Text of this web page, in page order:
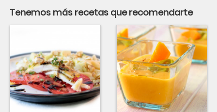
Tenemos más recetas que recomendarte